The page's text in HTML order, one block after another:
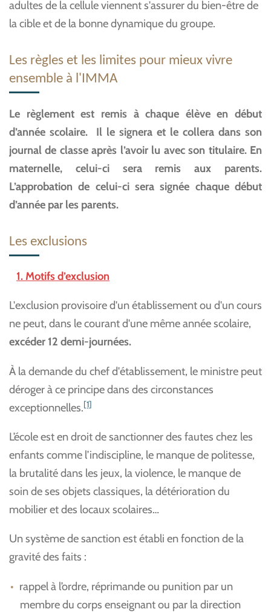
adultes de la cellule viennent s'assurer du bien-être de
la cible et de la bonne dynamique du groupe.
Les règles et les limites pour mieux vivre
ensemble à l'IMMA
Le règlement est remis à chaque élève en début
d’année scolaire. Il le signera et le collera dans son
journal de classe après l’avoir lu avec son titulaire. En
maternelle, celui-ci sera remis aux parents.
L’approbation de celui-ci sera signée chaque début
d’année par les parents.
Les exclusions
1. Motifs d’exclusion
L'exclusion provisoire d'un établissement ou d'un cours
ne peut, dans le courant d'une même année scolaire,
excéder 12 demi-journées.
À la demande du chef d'établissement, le ministre peut
déroger à ce principe dans des circonstances
exceptionnelles.[1]
L’école est en droit de sanctionner des fautes chez les
enfants comme l’indiscipline, le manque de politesse,
la brutalité dans les jeux, la violence, le manque de
soin de ses objets classiques, la détérioration du
mobilier et des locaux scolaires…
Un système de sanction est établi en fonction de la
gravité des faits :
rappel à l’ordre, réprimande ou punition par un
membre du corps enseignant ou par la direction